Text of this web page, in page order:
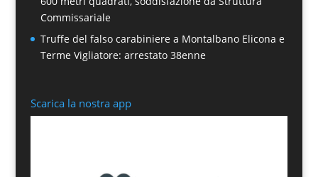
Commissariale
Truffe del falso carabiniere a Montalbano Elicona e
Terme Vigliatore: arrestato 38enne
Scarica la nostra app